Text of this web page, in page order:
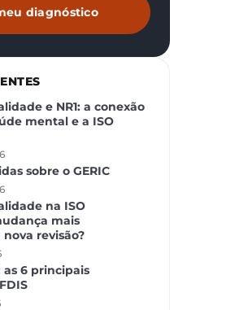
diagnóstico
e NR1: a conexão
mental e a ISO
sobre o GERIC
na ISO
mais
revisão?
as 6 principais